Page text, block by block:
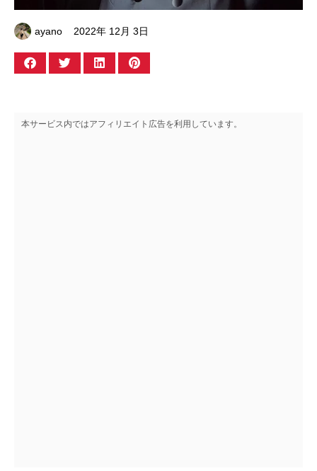
ayano 2022年 12月 3日
本サービス内ではアフィリエイト広告を利用しています。